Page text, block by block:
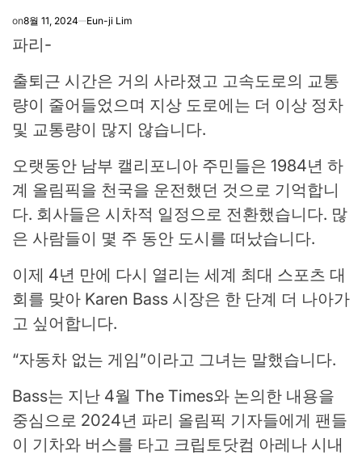
on8월 11, 2024 Eun-ji Lim
파리-
출퇴근 시간은 거의 사라졌고 고속도로의 교통
량이 줄어들었으며 지상 도로에는 더 이상 정차
및 교통량이 많지 않습니다.
오랫동안 남부 캘리포니아 주민들은 1984년 하
계 올림픽을 천국을 운전했던 것으로 기억합니
다. 회사들은 시차적 일정으로 전환했습니다. 많
은 사람들이 몇 주 동안 도시를 떠났습니다.
이제 4년 만에 다시 열리는 세계 최대 스포츠 대
회를 맞아 Karen Bass 시장은 한 단계 더 나아가
고 싶어합니다.
“자동차 없는 게임”이라고 그녀는 말했습니다.
Bass는 지난 4월 The Times와 논의한 내용을
중심으로 2024년 파리 올림픽 기자들에게 팬들
이 기차와 버스를 타고 크립토닷컴 아레나 시내